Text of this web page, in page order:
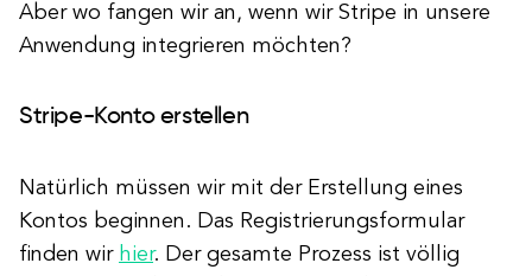
Aber wo fangen wir an, wenn wir Stripe in unsere
Anwendung integrieren möchten?
Stripe-Konto erstellen
Natürlich müssen wir mit der Erstellung eines
Kontos beginnen. Das Registrierungsformular
finden wir hier. Der gesamte Prozess ist völlig